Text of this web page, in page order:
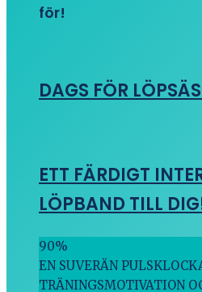
för!
DAGS FÖR
ETT FÄRDIGT
LÖPBAND TILL
90%
EN SUVERÄN
TRÄNINGSMOTIVATION